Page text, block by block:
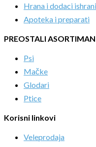
Hrana i dodaci ishrani
Apoteka i preparati
PREOSTALI ASORTIMAN
Psi
Mačke
Glodari
Ptice
Korisni linkovi
Veleprodaja